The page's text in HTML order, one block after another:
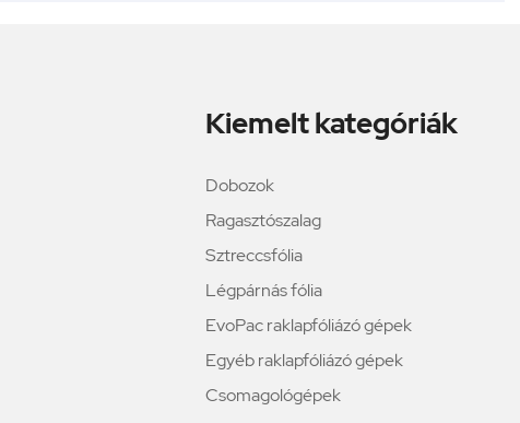
Kiemelt kategóriák
Dobozok
Ragasztószalag
Sztreccsfólia
Légpárnás fólia
EvoPac raklapfóliázó gépek
Egyéb raklapfóliázó gépek
Csomagológépek